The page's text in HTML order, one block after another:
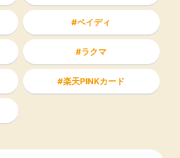
ペイディ
ラクマ
楽天PINKカード